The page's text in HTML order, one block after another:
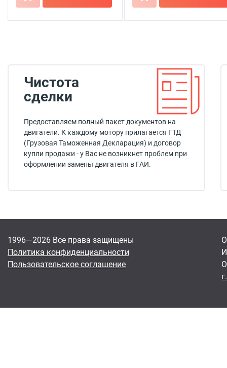
Чистота
сделки
Предоставляем полный пакет документов на
двигатели. К каждому мотору прилагается ГТД
(Грузовая Таможенная Декларация) и договор
купли продажи - у Вас не возникнет проблем при
оформлении замены двигателя в ГАИ.
1996—2026 Все права защищены
Политика конфиденциальности
Пользовательское соглашение